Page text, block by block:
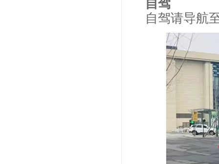
自驾
自驾请导航